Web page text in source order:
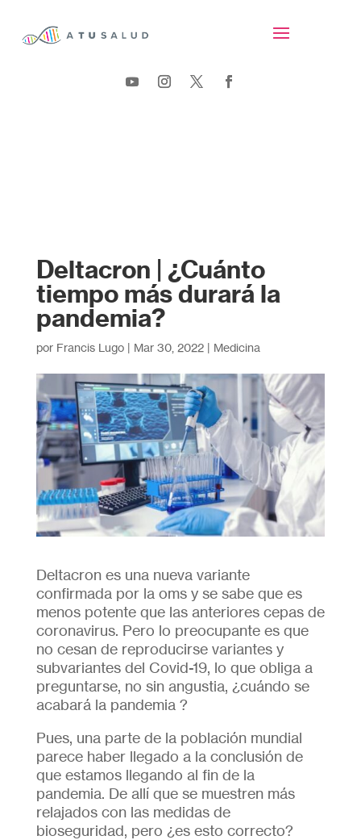
Deltacron | ¿Cuánto
tiempo más durará la
pandemia?
por Francis Lugo| Mar 30, 2022| Medicina
Deltacron es una nueva variante
confirmada por la oms y se sabe que es
menos potente que las anteriores cepas de
coronavirus. Pero lo preocupante es que
no cesan de reproducirse variantes y
subvariantes del Covid-19, lo que obliga a
preguntarse, no sin angustia, ¿cuándo se
acabará la pandemia ?
Pues, una parte de la población mundial
parece haber llegado a la conclusión de
que estamos llegando al fin de la
pandemia. De allí que se muestren más
relajados con las medidas de
bioseguridad, pero ¿es esto correcto?